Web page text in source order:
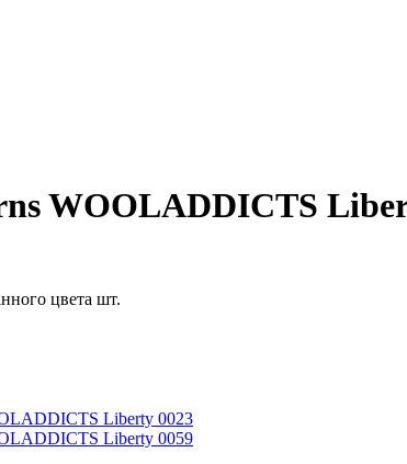
WOOLADDICTS
цвета шт.
Liberty 0023
Liberty 0059